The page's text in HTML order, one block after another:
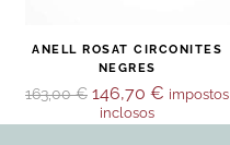
ANELL ROSAT CIRCONITES
NEGRES
163,00€ 146,70 € impostos
inclosos